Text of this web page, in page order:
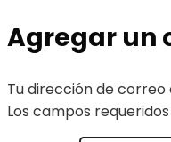
Agregar un
Tu dirección de
Los campos